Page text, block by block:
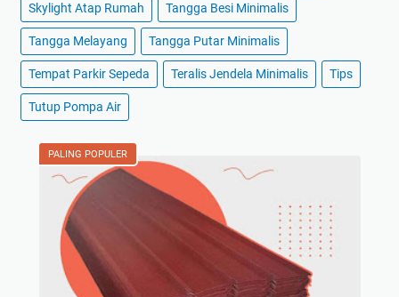
Skylight Atap Rumah Tangga Besi Minimalis
Tangga Melayang Tangga Putar Minimalis
Tempat Parkir Sepeda Teralis Jendela Minimalis Tips
Tutup Pompa Air
PALING POPULER